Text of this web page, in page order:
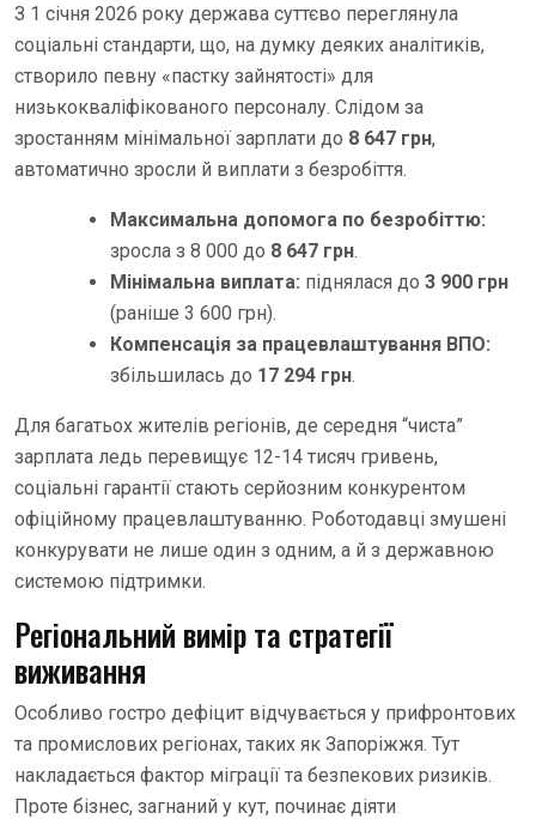
З 1 січня 2026 року держава суттєво переглянула
соціальні стандарти, що, на думку деяких аналітиків,
створило певну «пастку зайнятості» для
низькокваліфікованого персоналу. Слідом за
зростанням мінімальної зарплати до 8 647 грн,
автоматично зросли й виплати з безробіття.
Максимальна допомога по безробіттю:
зросла з 8 000 до 8 647 грн.
Мінімальна виплата: піднялася до 3 900 грн
(раніше 3 600 грн).
Компенсація за працевлаштування ВПО:
збільшилась до 17 294 грн.
Для багатьох жителів регіонів, де середня “чиста”
зарплата ледь перевищує 12-14 тисяч гривень,
соціальні гарантії стають серйозним конкурентом
офіційному працевлаштуванню. Роботодавці змушені
конкурувати не лише один з одним, а й з державною
системою підтримки.
Регіональний вимір та стратегії
виживання
Особливо гостро дефіцит відчувається у прифронтових
та промислових регіонах, таких як Запоріжжя. Тут
накладається фактор міграції та безпекових ризиків.
Проте бізнес, загнаний у кут, починає діяти